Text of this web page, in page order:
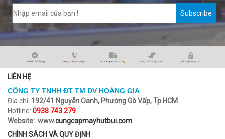
Subscribe
LIÊN HỆ
CÔNG TY TNHH ĐT TM DV HOÀNG GIA
Địa chỉ: 192/41 Nguyễn Oanh, Phường Gò Vấp, Tp.HCM
Hotline: 0938 743 279
Website: www.cungcapmayhutbui.com
CHÍNH SÁCH VÀ QUY ĐỊNH